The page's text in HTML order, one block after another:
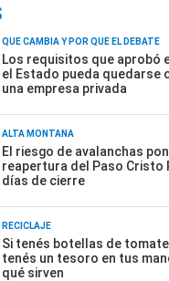
QUÉ CAMBIA Y POR QUÉ EL DEBATE
Los requisitos que aprobó
el Estado pueda quedarse
una empresa privada
ALTA MONTAÑA
El riesgo de avalanchas
reapertura del Paso Cristo
días de cierre
RECICLAJE
Si tenés botellas de
tenés un tesoro en tus
qué sirven